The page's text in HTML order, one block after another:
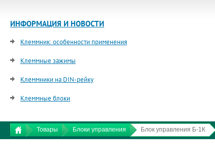
ИНФОРМАЦИЯ И НОВОСТИ
Клеммник: особенности применения
Клеммные зажимы
Клеммники на DIN-рейку
Клеммные блоки
Товары Блоки управления Блок управления Б-1К